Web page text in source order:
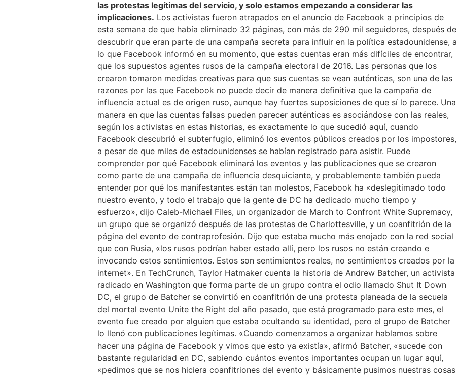
las protestas legítimas del servicio, y solo estamos empezando a considerar las
implicaciones. Los activistas fueron atrapados en el anuncio de Facebook a principios de
esta semana de que había eliminado 32 páginas, con más de 290 mil seguidores, después de
descubrir que eran parte de una campaña secreta para influir en la política estadounidense, a
lo que Facebook informó en su momento, que estas cuentas eran más difíciles de encontrar,
que los supuestos agentes rusos de la campaña electoral de 2016. Las personas que los
crearon tomaron medidas creativas para que sus cuentas se vean auténticas, son una de las
razones por las que Facebook no puede decir de manera definitiva que la campaña de
influencia actual es de origen ruso, aunque hay fuertes suposiciones de que sí lo parece. Una
manera en que las cuentas falsas pueden parecer auténticas es asociándose con las reales,
según los activistas en estas historias, es exactamente lo que sucedió aquí, cuando
Facebook descubrió el subterfugio, eliminó los eventos públicos creados por los impostores,
a pesar de que miles de estadounidenses se habían registrado para asistir. Puede
comprender por qué Facebook eliminará los eventos y las publicaciones que se crearon
como parte de una campaña de influencia desquiciante, y probablemente también pueda
entender por qué los manifestantes están tan molestos, Facebook ha «deslegitimado todo
nuestro evento, y todo el trabajo que la gente de DC ha dedicado mucho tiempo y
esfuerzo», dijo Caleb-Michael Files, un organizador de March to Confront White Supremacy,
un grupo que se organizó después de las protestas de Charlottesville, y un coanfitrión de la
página del evento de contraprofesión. Dijo que estaba mucho más enojado con la red social
que con Rusia, «los rusos podrían haber estado allí, pero los rusos no están creando e
invocando estos sentimientos. Estos son sentimientos reales, no sentimientos creados por la
internet». En TechCrunch, Taylor Hatmaker cuenta la historia de Andrew Batcher, un activista
radicado en Washington que forma parte de un grupo contra el odio llamado Shut It Down
DC, el grupo de Batcher se convirtió en coanfitrión de una protesta planeada de la secuela
del mortal evento Unite the Right del año pasado, que está programado para este mes, el
evento fue creado por alguien que estaba ocultando su identidad, pero el grupo de Batcher
lo llenó con publicaciones legítimas. «Cuando comenzamos a organizar hablamos sobre
hacer una página de Facebook y vimos que esto ya existía», afirmó Batcher, «sucede con
bastante regularidad en DC, sabiendo cuántos eventos importantes ocupan un lugar aquí,
«pedimos que se nos hiciera coanfitriones del evento y básicamente pusimos nuestras cosas